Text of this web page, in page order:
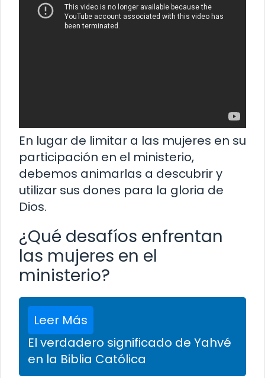
En lugar de limitar a las mujeres en su
participación en el ministerio,
debemos animarlas a descubrir y
utilizar sus dones para la gloria de
Dios.
¿Qué desafíos enfrentan
las mujeres en el
ministerio?
Leer Más
El verdadero significado de Yahvé
en la Biblia Católica